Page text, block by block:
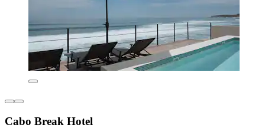
Cabo Break Hotel